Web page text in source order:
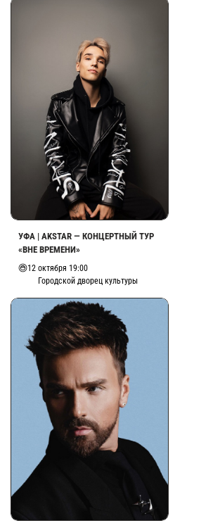
УФА | AKSTAR — КОНЦЕРТНЫЙ ТУР
«ВНЕ ВРЕМЕНИ»
12 октября 19:00
Городской дворец культуры